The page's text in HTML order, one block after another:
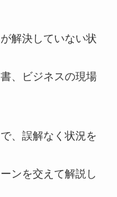
解決していない状
、ビジネスの現場
、誤解なく状況を
ンを交えて解説し